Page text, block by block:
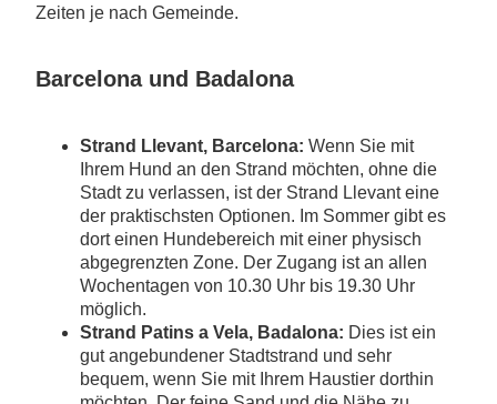
Zeiten je nach Gemeinde.
Barcelona und Badalona
Strand Llevant, Barcelona: Wenn Sie mit
Ihrem Hund an den Strand möchten, ohne die
Stadt zu verlassen, ist der Strand Llevant eine
der praktischsten Optionen. Im Sommer gibt es
dort einen Hundebereich mit einer physisch
abgegrenzten Zone. Der Zugang ist an allen
Wochentagen von 10.30 Uhr bis 19.30 Uhr
möglich.
Strand Patins a Vela, Badalona: Dies ist ein
gut angebundener Stadtstrand und sehr
bequem, wenn Sie mit Ihrem Haustier dorthin